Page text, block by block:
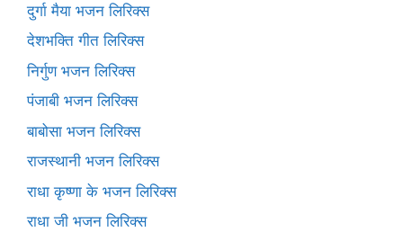
दुर्गा मैया भजन लिरिक्स
देशभक्ति गीत लिरिक्स
निर्गुण भजन लिरिक्स
पंजाबी भजन लिरिक्स
बाबोसा भजन लिरिक्स
राजस्थानी भजन लिरिक्स
राधा कृष्णा के भजन लिरिक्स
राधा जी भजन लिरिक्स